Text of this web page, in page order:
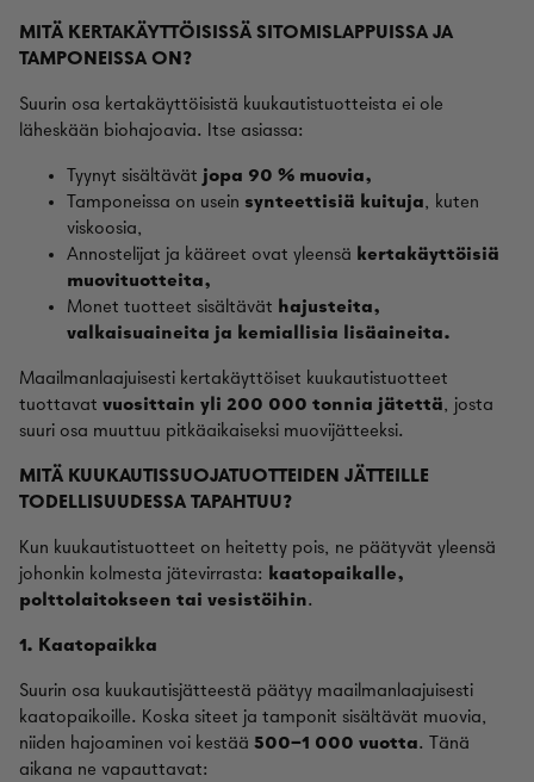
MITÄ KERTAKÄYTTÖISISSÄ SITOMISLAPPUISSA JA
TAMPONEISSA ON?
Suurin osa kertakäyttöisistä kuukautistuotteista ei ole
läheskään biohajoavia. Itse asiassa:
Tyynyt sisältävät jopa 90 % muovia,
Tamponeissa on usein synteettisiä kuituja, kuten
viskoosia,
Annostelijat ja kääreet ovat yleensä kertakäyttöisiä
muovituotteita,
Monet tuotteet sisältävät hajusteita,
valkaisuaineita ja kemiallisia lisäaineita.
Maailmanlaajuisesti kertakäyttöiset kuukautistuotteet
tuottavat vuosittain yli 200 000 tonnia jätettä, josta
suuri osa muuttuu pitkäaikaiseksi muovijätteeksi.
MITÄ KUUKAUTISSUOJATUOTTEIDEN JÄTTEILLE
TODELLISUUDESSA TAPAHTUU?
Kun kuukautistuotteet on heitetty pois, ne päätyvät yleensä
johonkin kolmesta jätevirrasta: kaatopaikalle,
polttolaitokseen tai vesistöihin.
1. Kaatopaikka
Suurin osa kuukautisjätteestä päätyy maailmanlaajuisesti
kaatopaikoille. Koska siteet ja tamponit sisältävät muovia,
niiden hajoaminen voi kestää 500–1 000 vuotta. Tänä
aikana ne vapauttavat: